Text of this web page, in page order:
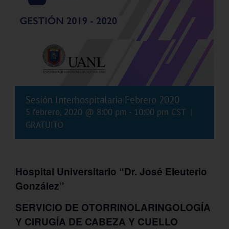
Sesión Interhospitalaria Febrero 2020
5 febrero, 2020 @ 8:00 pm - 10:00 pm CST |
GRATUITO
Hospital Universitario “Dr. José Eleuterio
González”
SERVICIO DE OTORRINOLARINGOLOGÍA
Y CIRUGÍA DE CABEZA Y CUELLO